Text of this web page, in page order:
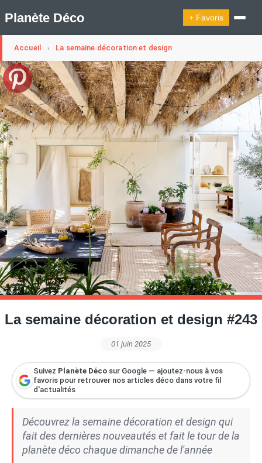
Planète Déco + Favoris
🛍︎ Shop Planète Déco ℹ︎ À propos
Appartement Design Cabanes
Decoration Noël
Design Suédois En Quelques Photos
Idées Déco En 10 Photos
La Semaine Décoration Et Design
Maison En Ville
Méli-Mélo Suédois
Publi Reportage
Tendance
Interieurs Scandinaves
La Décoration Selon Votre Signe Astrologique
Les Trouvailles Déco Du Jour
Loft
Maison Appartement Écologique
Maison Container/container House
Maison D'hôtes
Maison Et Appartement Vintage
On Décode La Déco
Petite Surface
Piscine Question De Style
Renovation
Revue De Week End
Tiny House
Accueil › La semaine décoration et design
La semaine décoration et design #243
01 juin 2025
Suivez Planète Déco sur Google — ajoutez-nous à vos
favoris pour retrouver nos articles déco dans votre fil
d'actualités
Découvrez la semaine décoration et design qui
fait des dernières nouveautés et fait le tour de la
planète déco chaque dimanche de l'année